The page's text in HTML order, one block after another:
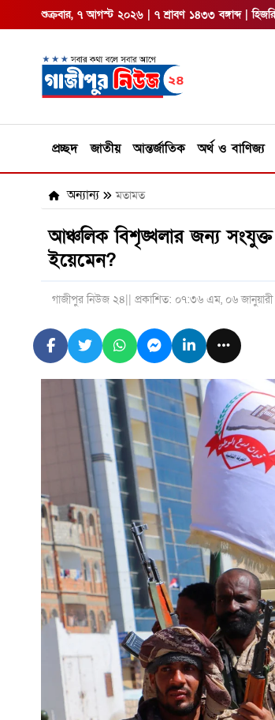
শুক্রবার, ৭ আগস্ট ২০২৬ | ৭ শ্রাবণ ১৪৩৩ বঙ্গাব্দ |
প্রচ্ছদ জাতীয় আন্তর্জাতিক অর্থ ও বাণিজ্য
অন্যান্য মতামত
আঞ্চলিক বিশৃঙ্খলার জন্য
ইয়েমেন?
গাজীপুর নিউজ ২৪|| প্রকাশিত: ০৭:৩৬ এম, ০৬